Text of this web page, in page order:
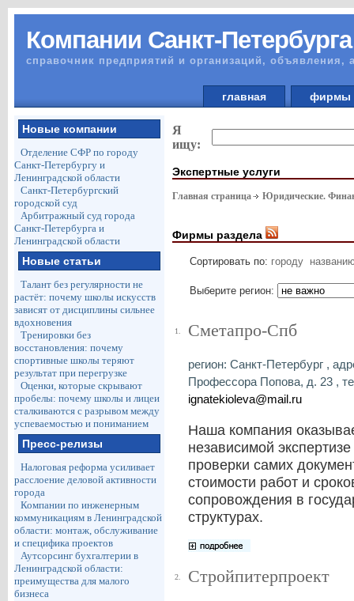
Компании Санкт-Петербурга
справочник предприятий и организаций, объявления,
главная
Новые компании
Отделение СФР по городу
Санкт-Петербургу и
Ленинградской области
Санкт-Петербургский
городской суд
Арбитражный суд города
Санкт-Петербурга и
Ленинградской области
Новые статьи
Талант без регулярности не
растёт: почему школы искусств
зависят от дисциплины сильнее
вдохновения
Тренировки без
восстановления: почему
спортивные школы теряют
результат при перегрузке
Оценки, которые скрывают
пробелы: почему школы и лицеи
сталкиваются с разрывом между
успеваемостью и пониманием
Пресс-релизы
Налоговая реформа усиливает
расслоение деловой активности
города
Компании по инженерным
коммуникациям в Ленинградской
области: монтаж, обслуживание
и специфика проектов
Аутсорсинг бухгалтерии в
Ленинградской области:
преимущества для малого
бизнеса
Я
ищу:
Экспертные услуги
Главная страница Юридические.
Фирмы раздела
Сортировать по: городу
Выберите регион:
1. Сметапро-Спб
регион: Санкт-Петербург ,
Профессора Попова, д. 23 ,
ignatekioleva@mail.ru
Наша компания
независимой
проверки самих
стоимости работ и
сопровождения в
структурах.
2. Стройпитерпроект